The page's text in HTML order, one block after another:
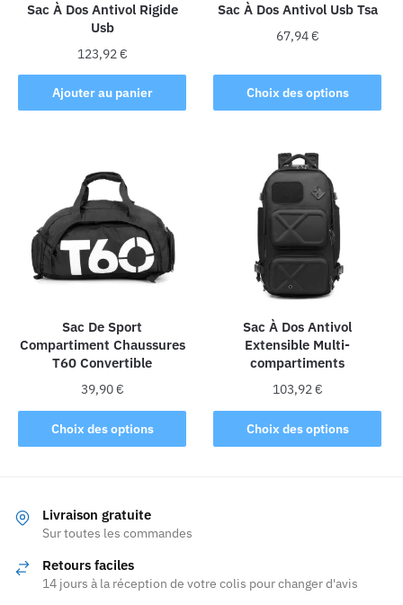
Sac À Dos Antivol Rigide
Usb
123,92€
Ajouter au panier
Sac À Dos Antivol Usb Tsa
67,94€
Choix des options
produit
a
variations.
Les
options
peuvent
être
choisies
page
du
produit
Sac De Sport
Compartiment Chaussures
T60 Convertible
39,90€
Choix des options
Ce
produit
variations.
Les
peuvent
Sac À Dos Antivol
Extensible Multi-
compartiments
103,92€
Choix des options
Ce
produit
être
Livraison gratuite
Sur toutes les commandes
Retours faciles
14 jours à la réception de votre colis pour changer d'avis